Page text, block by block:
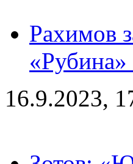
Рахимов
«Рубина»
16.9.2023,